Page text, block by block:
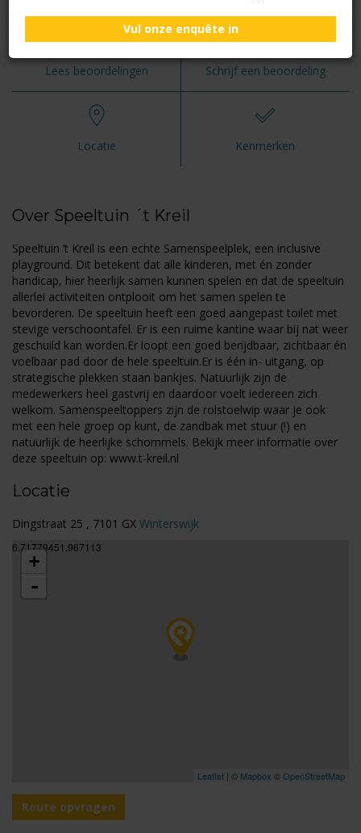
Lees beoordelingen Schrijf een beoordeling
Locatie Kenmerken
Over Speeltuin ´t Kreil
Speeltuin ’t Kreil is een echte Samenspeelplek, een inclusive
playground. Dit betekent dat alle kinderen, met én zonder
handicap, hier heerlijk samen kunnen spelen en dat de speeltuin
allerlei activiteiten ontplooit om het samen spelen te
bevorderen. De speeltuin heeft een goed aangepast toilet met
stevige verschoontafel. Er is een ruime kantine waar bij nat weer
geschuild kan worden.Er loopt een goed berijdbaar, zichtbaar én
voelbaar pad door de hele speeltuin.Er is één in- uitgang, op
strategische plekken staan bankjes. Natuurlijk zijn de
medewerkers heel gastvrij en daardoor voelt iedereen zich
welkom. Samenspeeltoppers zijn de rolstoelwip waar je ook
met een hele groep op kunt, de zandbak met stuur (!) en
natuurlijk de heerlijke schommels. Bekijk meer informatie over
deze speeltuin op: www.t-kreil.nl
Locatie
Dingstraat 25 , 7101 GX Winterswijk
6.71779451.967113
+
-
Leaflet | © Mapbox ©OpenStreetMap
Route opvragen
Vul onze enquête in